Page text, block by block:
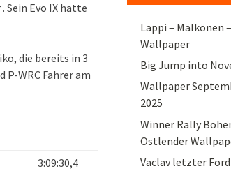
Sein Evo IX hatte
die bereits in 3
P-WRC Fahrer am
3:09:30,4
Lappi – Mälkönen
Wallpaper
Big Jump into
Wallpaper
2025
Winner Rally
Ostlender
Vaclav letzter Ford